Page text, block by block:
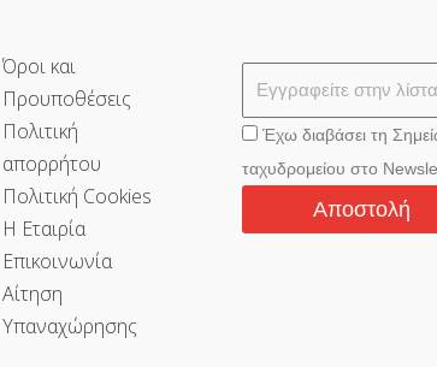
Όροι και
Προυποθέσεις
Πολιτική
απορρήτου
Πολιτική Cookies
Η Εταιρία
Επικοινωνία
Αίτηση
Υπαναχώρησης
Έχω διαβάσει τη
ταχυδρομείου στο
Αποστολή